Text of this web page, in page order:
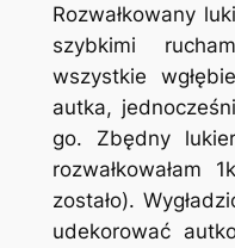
Rozwałkowany
szybkimi
wszystkie
autka,
go. Zbędny
zostało).
udekorować